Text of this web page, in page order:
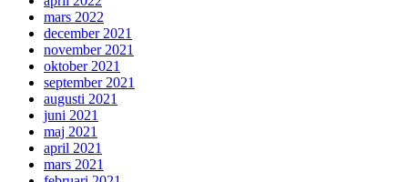
mars 2022
december 2021
november 2021
oktober 2021
september 2021
augusti 2021
juni 2021
maj 2021
april 2021
mars 2021